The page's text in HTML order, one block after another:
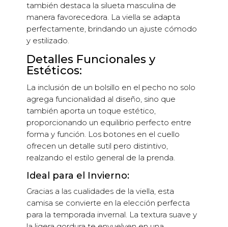
también destaca la silueta masculina de
manera favorecedora. La viella se adapta
perfectamente, brindando un ajuste cómodo
y estilizado.
Detalles Funcionales y
Estéticos:
La inclusión de un bolsillo en el pecho no solo
agrega funcionalidad al diseño, sino que
también aporta un toque estético,
proporcionando un equilibrio perfecto entre
forma y función. Los botones en el cuello
ofrecen un detalle sutil pero distintivo,
realzando el estilo general de la prenda.
Ideal para el Invierno:
Gracias a las cualidades de la viella, esta
camisa se convierte en la elección perfecta
para la temporada invernal. La textura suave y